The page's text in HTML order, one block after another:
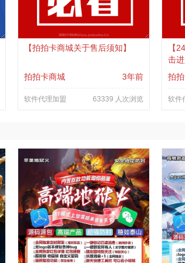
【拍拍卡商城关于售后须知】
拍拍卡商城 3年前
软件代理加盟 63339 人次浏览
【
击进
拍
软件